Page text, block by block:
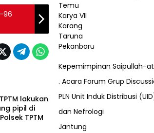
96
lakukan
pipil di
TPTM
Kepemimpinan Saipullah-
. Acara Forum Grup
PLN Unit Induk Distribusi
dan Nefrologi
Jantung